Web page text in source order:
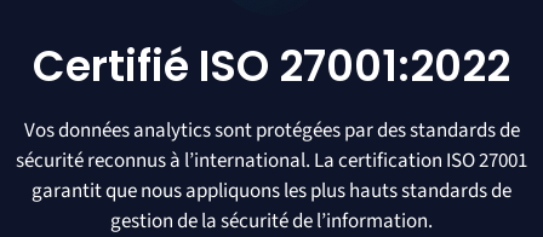
Certifié ISO 27001:2022
Vos données analytics sont protégées par des standards de
sécurité reconnus à l’international. La certification ISO 27001
garantit que nous appliquons les plus hauts standards de
gestion de la sécurité de l’information.